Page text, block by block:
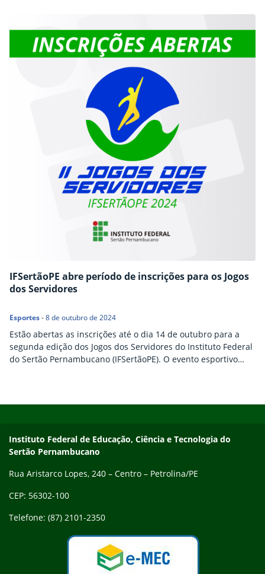
participantes devem consultar o arquivo e observar as
orientações presentes. Caso haja alguma…
IFSertãoPE abre período de inscrições para os Jogos
dos Servidores
Esportes-8 de outubro de 2024
Estão abertas as inscrições até o dia 14 de outubro para a
segunda edição dos Jogos dos Servidores do Instituto Federal
do Sertão Pernambucano (IFSertãoPE). O evento esportivo
Endereço
Instituto Federal de Educação, Ciência e Tecnologia do
Sertão Pernambucano
Rua Aristarco Lopes, 240 – Centro – Petrolina/PE
CEP: 56302-100
Telefone: (87) 2101-2350